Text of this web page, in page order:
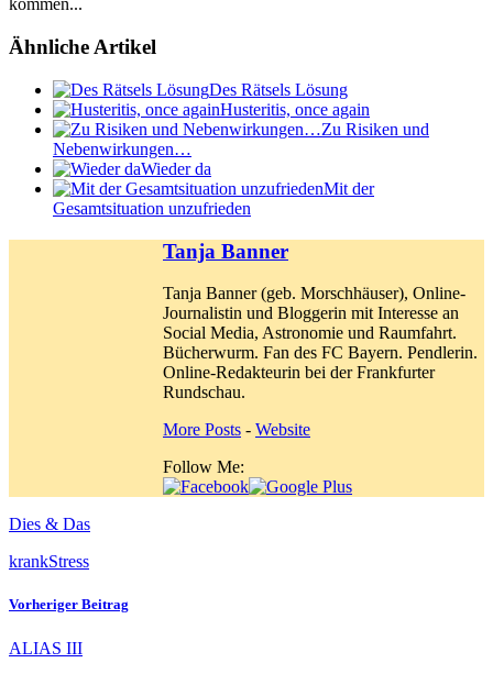
kommen...
Ähnliche Artikel
Des Rätsels Lösung
Husteritis, once again
Zu Risiken und
Nebenwirkungen…
Wieder da
Mit der
Gesamtsituation unzufrieden
Tanja Banner
Tanja Banner (geb. Morschhäuser), Online-
Journalistin und Bloggerin mit Interesse an
Social Media, Astronomie und Raumfahrt.
Bücherwurm. Fan des FC Bayern. Pendlerin.
Online-Redakteurin bei der Frankfurter
Rundschau.
More Posts - Website
Follow Me:
Dies & Das
krankStress
Vorheriger Beitrag
ALIAS III